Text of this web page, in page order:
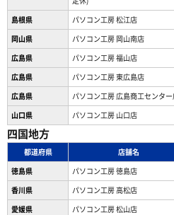
島根県 パソコン工房 松江店
岡山県
パソコン工房 岡山南店
広島県
パソコン工房 福山店
広島県
パソコン工房 東広島店
広島県
パソコン工房 広島商工センタ
山口県
パソコン工房 山口店
四国地方
都道府県 店舗名
徳島県
パソコン工房 徳島店
香川県
パソコン工房 高松店
愛媛県
パソコン工房 松山店